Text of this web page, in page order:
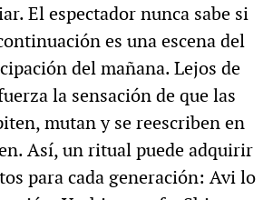
El espectador nunca sabe si
es una escena del
del mañana. Lejos de
la sensación de que las
mutan y se reescriben en
Así, un ritual puede adquirir
para cada generación: Avi lo